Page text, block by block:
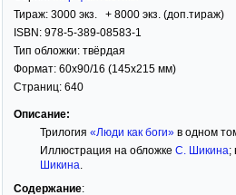
Тираж: 3000 экз. + 8000 экз. (доп.тираж)
ISBN: 978-5-389-08583-1
Тип обложки: твёрдая
Формат: 60x90/16 (145x215 мм)
Страниц: 640
Описание:
Трилогия «Люди как боги»в одном
Иллюстрация на обложке С. Шикина;
Шикина
Содержание: